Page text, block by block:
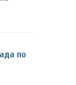
по